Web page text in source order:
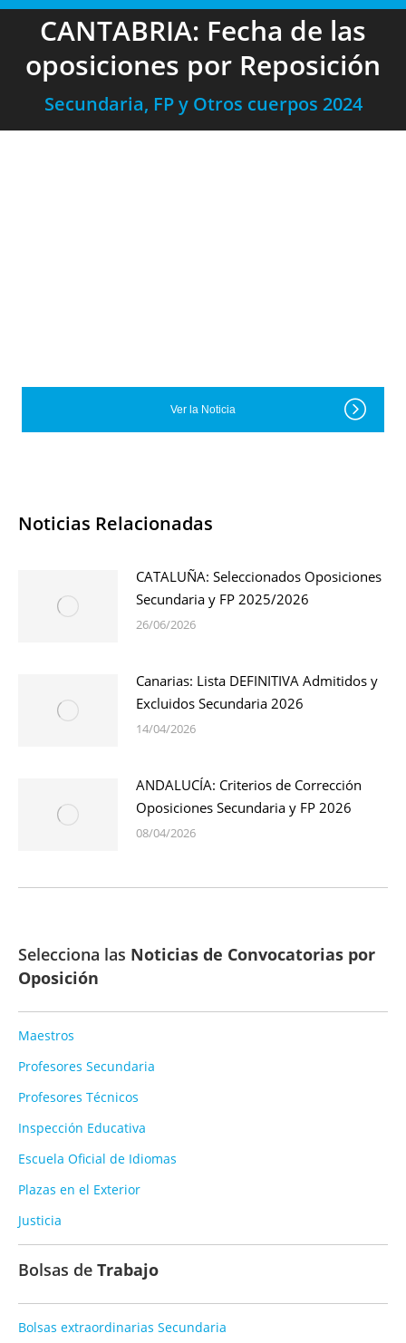
CANTABRIA: Fecha de las
oposiciones por Reposición
Secundaria, FP y Otros cuerpos 2024
Ver la Noticia
Noticias Relacionadas
CATALUÑA: Seleccionados Oposiciones
Secundaria y FP 2025/2026
26/06/2026
Canarias: Lista DEFINITIVA Admitidos y
Excluidos Secundaria 2026
14/04/2026
ANDALUCÍA: Criterios de Corrección
Oposiciones Secundaria y FP 2026
08/04/2026
Selecciona las Noticias de Convocatorias por
Oposición
Maestros
Profesores Secundaria
Profesores Técnicos
Inspección Educativa
Escuela Oficial de Idiomas
Plazas en el Exterior
Justicia
Bolsas de Trabajo
Bolsas extraordinarias Secundaria